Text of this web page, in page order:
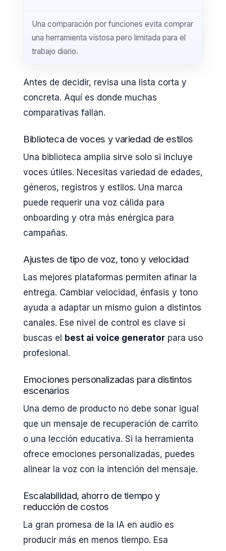
Una comparación por funciones evita comprar
una herramienta vistosa pero limitada para el
trabajo diario.
Antes de decidir, revisa una lista corta y
concreta. Aquí es donde muchas
comparativas fallan.
Biblioteca de voces y variedad de estilos
Una biblioteca amplia sirve solo si incluye
voces útiles. Necesitas variedad de edades,
géneros, registros y estilos. Una marca
puede requerir una voz cálida para
onboarding y otra más enérgica para
campañas.
Ajustes de tipo de voz, tono y velocidad
Las mejores plataformas permiten afinar la
entrega. Cambiar velocidad, énfasis y tono
ayuda a adaptar un mismo guion a distintos
canales. Ese nivel de control es clave si
buscas el
best ai voice generator para uso
profesional.
Emociones personalizadas para distintos
escenarios
Una demo de producto no debe sonar igual
que un mensaje de recuperación de carrito
o una lección educativa. Si la herramienta
ofrece emociones personalizadas, puedes
alinear la voz con la intención del mensaje.
Escalabilidad, ahorro de tiempo y
reducción de costos
La gran promesa de la IA en audio es
producir más en menos tiempo. Esa